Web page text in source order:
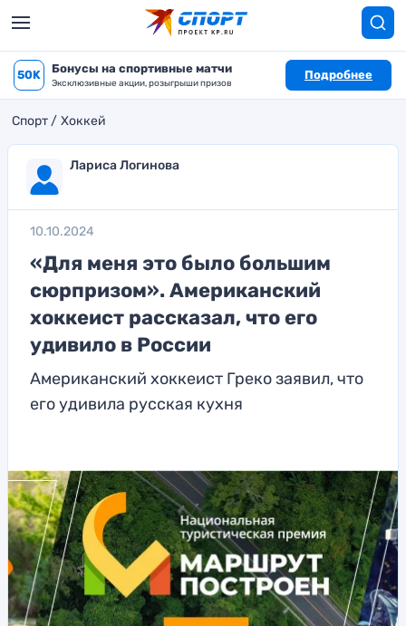
50K Бонусы на спортивные матчи
Эксклюзивные акции, розыгрыши призов
Подробнее
Спорт Хоккей
Лариса Логинова
10.10.2024
«Для меня это было большим
сюрпризом». Американский
хоккеист рассказал, что его
удивило в России
Американский хоккеист Греко заявил, что
его удивила русская кухня